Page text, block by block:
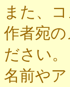
また、コ
作者宛
ださい。
名前や